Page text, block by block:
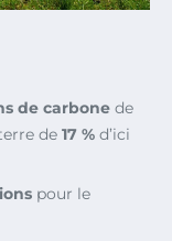
de carbone de
de 17 % d’ici
pour le